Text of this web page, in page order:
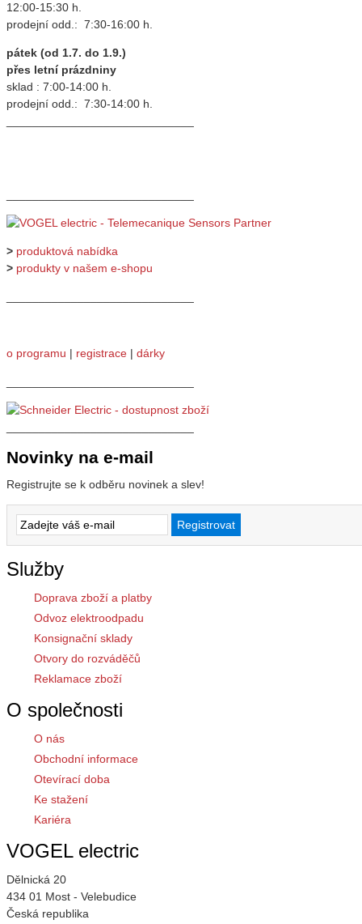
12:00-15:30 h.
prodejní odd.: 7:30-16:00 h.
pátek (od 1.7. do 1.9.)
přes letní prázdniny
sklad : 7:00-14:00 h.
prodejní odd.: 7:30-14:00 h.
> produktová nabídka
> produkty v našem e-shopu
o programu | registrace | dárky
Novinky na e-mail
Registrujte se k odběru novinek a slev!
Služby
Doprava zboží a platby
Odvoz elektroodpadu
Konsignační sklady
Otvory do rozváděčů
Reklamace zboží
O společnosti
O nás
Obchodní informace
Otevírací doba
Ke stažení
Kariéra
VOGEL electric
Dělnická 20
434 01 Most - Velebudice
Česká republika